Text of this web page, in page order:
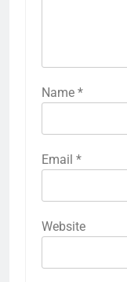
Name *
Email *
Website